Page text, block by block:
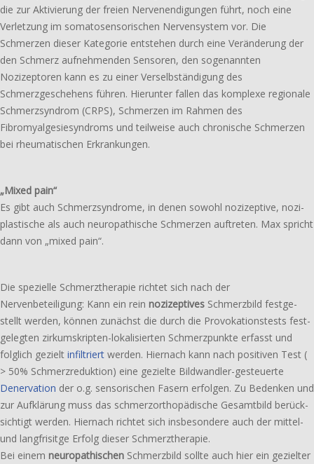
die zur Aktivierung der freien Nervenendigungen führt, noch eine
Verletzung im soma­to­sen­so­ri­schen Nervensystem vor. Die
Schmerzen dieser Kategorie entste­hen durch eine Veränderung der
den Schmerz aufneh­men­den Sensoren, den soge­nann­ten
Nozizeptoren kann es zu einer Verselbständigung des
Schmerzgeschehens führen. Hierunter fallen das komple­xe regio­na­le
Schmerzsyndrom (CRPS), Schmerzen im Rahmen des
Fibromyalgesiesyndroms und teil­wei­se auch chro­ni­sche Schmerzen
bei rheu­ma­ti­schen Erkrankungen.
„Mixed pain“
Es gibt auch Schmerzsyndrome, in denen sowohl nozi­zep­ti­ve, nozi­
plas­ti­sche als auch neuro­pa­thi­sche Schmerzen auftre­ten. Max spricht
dann von „mixed pain“.
Die spezi­el­le Schmerztherapie richtet sich nach der
Nervenbeteiligung: Kann ein rein nozi­zep­ti­ves Schmerzbild fest­ge­
stellt werden, können zunächst die durch die Provokationstests fest­
ge­leg­ten zirkumskripten-lokalisierten Schmerzpunkte erfasst und
folg­lich gezielt infil­triert werden. Hiernach kann nach posi­ti­ven Test (
> 50% Schmerzreduktion) eine geziel­te Bildwandler-gesteuerte
Denervation der o.g. senso­ri­schen Fasern erfol­gen. Zu Bedenken und
zur Aufklärung muss das schmerz­or­tho­pä­di­sche Gesamtbild berück­
sich­tigt werden. Hiernach richtet sich insbe­son­de­re auch der mittel-
und lang­fri­sit­ge Erfolg dieser Schmerztherapie.
Bei einem neuro­pa­thi­schen Schmerzbild sollte auch hier ein geziel­ter